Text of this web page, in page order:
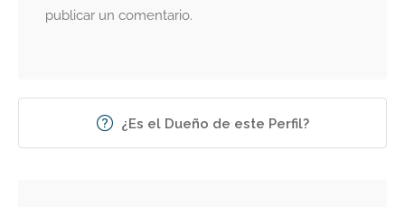
publicar un comentario.
¿Es el Dueño de este Perfil?